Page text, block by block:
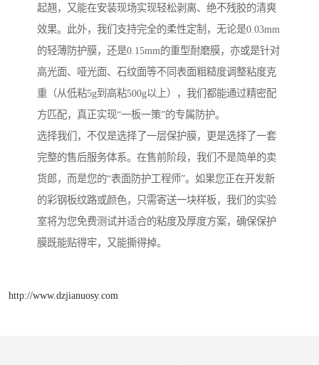
起翘，又能在安装现场实现轻松剥离、绝不残胶的清爽
效果。此外，我们支持完全的柔性定制，无论是0.03mm
的轻薄防护膜，还是0.15mm的重型耐磨膜，亦或是针对
高光面、哑光面、石纹面等不同表面粗糙度调整粘度克
重（从低粘5g到高粘500g以上），我们都能通过精密配
方匹配，真正实现“一板一策”的专属防护。
选择我们，不仅是选择了一层保护膜，更是选择了一套
完整的售后服务体系。在售前阶段，我们不是简单的卖
货郎，而是您的“表面防护工程师”。如果您正在开发新
的彩钢板纹路或颜色，只需寄送一块样板，我们的实验
室将为您免费测试并适合的粘度及厚度方案，确保保护
膜既能贴得牢，又能撕得掉。
http://www.dzjianuosy.com